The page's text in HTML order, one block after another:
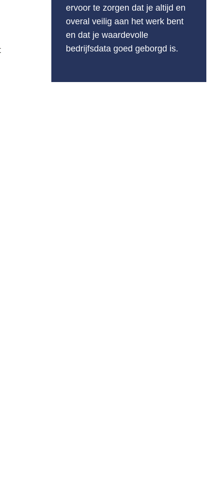
ervoor te zorgen dat je altijd en
overal veilig aan het werk bent
en dat je waardevolle
bedrijfsdata goed geborgd is.